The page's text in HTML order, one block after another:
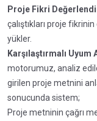
Proje Fikri
çalıştıkları proje
yükler.
Karşılaştırmalı
motorumuz, analiz
girilen proje metnini
sonucunda sistem;
Proje metninin çağrı